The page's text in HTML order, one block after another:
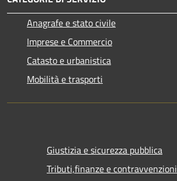
Anagrafe e stato civile
Imprese e Commercio
Catasto e urbanistica
Mobilità e trasporti
Giustizia e sicurezza pubblica
Tributi,finanze e contravvenzioni